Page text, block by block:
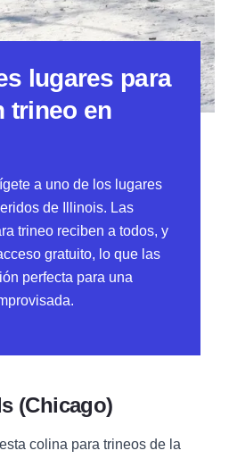
lugares para
trineo en
a uno de los lugares
de Illinois. Las
trineo reciben a todos, y
gratuito, lo que las
perfecta para una
(Chicago)
colina para trineos de la